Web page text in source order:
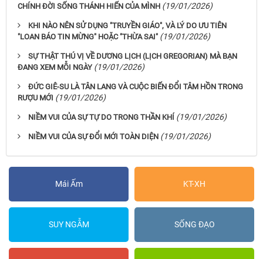
CHÍNH ĐỜI SỐNG THÁNH HIẾN CỦA MÌNH (19/01/2026)
KHI NÀO NÊN SỬ DỤNG "TRUYỀN GIÁO", VÀ LÝ DO ƯU TIÊN
"LOAN BÁO TIN MỪNG" HOẶC "THỪA SAI" (19/01/2026)
SỰ THẬT THÚ VỊ VỀ DƯƠNG LỊCH (LỊCH GREGORIAN) MÀ BẠN
ĐANG XEM MỖI NGÀY (19/01/2026)
ĐỨC GIÊ-SU LÀ TÂN LANG VÀ CUỘC BIẾN ĐỔI TÂM HỒN TRONG
RƯỢU MỚI (19/01/2026)
NIỀM VUI CỦA SỰ TỰ DO TRONG THẦN KHÍ (19/01/2026)
NIỀM VUI CỦA SỰ ĐỔI MỚI TOÀN DIỆN (19/01/2026)
Mái Ấm KT-XH
SUY NGẪM SỐNG ĐẠO